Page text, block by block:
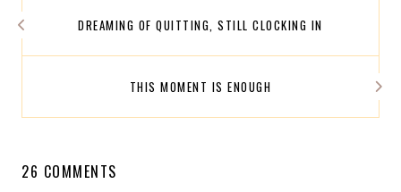
DREAMING OF QUITTING, STILL CLOCKING IN
THIS MOMENT IS ENOUGH
26 COMMENTS